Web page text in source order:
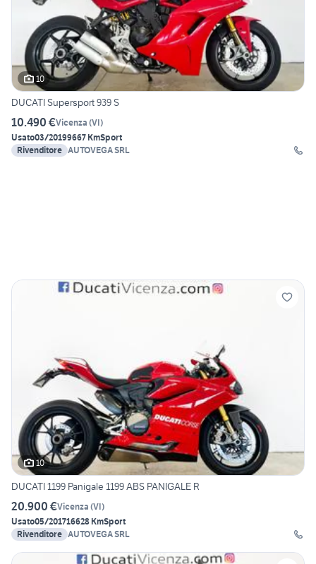
10
DUCATI Supersport 939 S
10.490 €Vicenza (VI)
Usato03/20199667 KmSport
Rivenditore AUTOVEGA SRL
10
DUCATI 1199 Panigale 1199 ABS PANIGALE R
20.900 €Vicenza (VI)
Usato05/201716628 KmSport
Rivenditore AUTOVEGA SRL